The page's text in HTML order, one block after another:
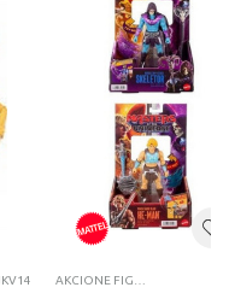
AKCIONE FIGURE I SETOVI